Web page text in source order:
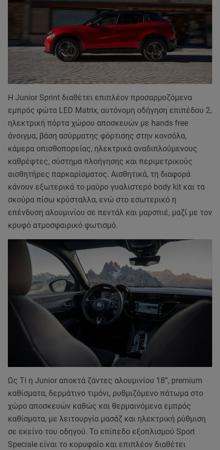
H Junior Sprint διαθέτει επιπλέον προσαρμοζόμενα
εμπρός φώτα LED Matrix, αυτόνομη οδήγηση επιπέδου 2,
ηλεκτρική πόρτα χώρου αποσκευών με hands free
άνοιγμα, βάση ασύρματης φόρτισης στην κονσόλα,
κάμερα οπισθοπορείας, ηλεκτρικά αναδιπλούμενους
καθρέφτες, σύστημα πλοήγησης και περιμετρικούς
αισθητήρες παρκαρίσματος. Αισθητικά, τη διαφορά
κάνουν εξωτερικά το μαύρο γυαλιστερό body kit και τα
σκούρα πίσω κρύσταλλα, ενώ στο εσωτερικό η
επένδυση αλουμινίου σε πεντάλ και μαρσπιέ, μαζί με τον
κρυφό ατμοσφαιρικό φωτισμό.
Ως Ti η Junior αποκτά ζάντες αλουμινίου 18”, premium
καθίσματα, δερμάτινο τιμόνι, ρυθμιζόμενο πάτωμα στο
χώρο αποσκευών καθώς και θερμαινόμενα εμπρός
καθίσματα, με λειτουργία μασάζ και ηλεκτρική ρύθμιση
σε εκείνο του οδηγού. Το επίπεδο εξοπλισμού Sport
Speciale είναι το κορυφαίο και επιπλέον διαθέτει